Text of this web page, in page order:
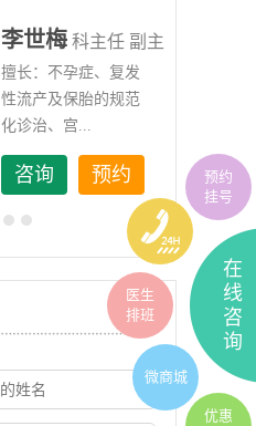
李世梅 科主任 副主
任医师
擅长：不孕症、复发
性流产及保胎的规范
化诊治、宫...
咨询 预约
在
线
咨
询
预约
挂号
医生
排班
微商城
优惠